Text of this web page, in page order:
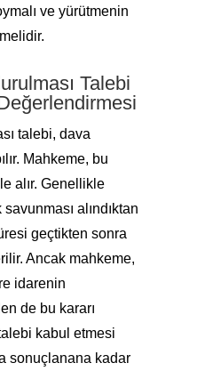
ve yürütmenin
Talebi
talebi, dava
Mahkeme, bu
alır. Genellikle
alındıktan
geçtikten sonra
Ancak mahkeme,
idarenin
de bu kararı
kabul etmesi
sonuçlanana kadar